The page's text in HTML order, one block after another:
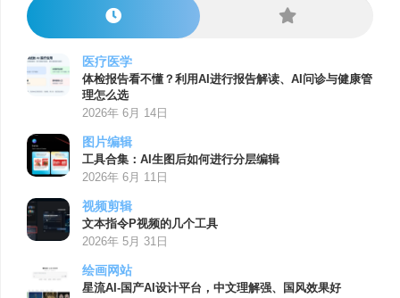
医疗医学
体检报告看不懂？利用AI进行报告解读、AI问诊与健康管
理怎么选
2026年 6月 14日
图片编辑
工具合集：AI生图后如何进行分层编辑
2026年 6月 11日
视频剪辑
文本指令P视频的几个工具
2026年 5月 31日
绘画网站
星流AI-国产AI设计平台，中文理解强、国风效果好